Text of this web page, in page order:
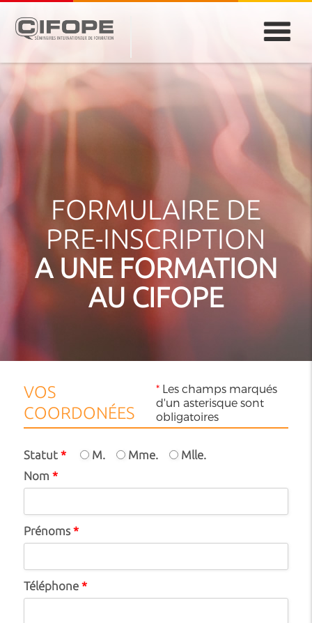
ABIDJAN
ATLANTA
CASABLANCA
JEDDAH
MONTREAL
FORMULAIRE DE
PRE-INSCRIPTION
A UNE FORMATION
AU CIFOPE
VOS
COORDONÉES
*Les champs marqués
d'un asterisque sont
obligatoires
Statut * M. Mme.
Mlle.
Nom *
Prénoms*
Téléphone *